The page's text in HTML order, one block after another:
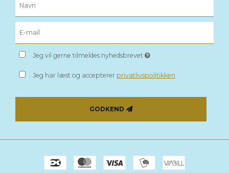
Jeg vil gerne tilmeldes nyhedsbrevet
Jeg har læst og accepterer privatlivspolitikken
GODKEND